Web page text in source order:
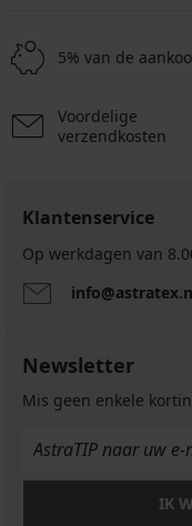
5% van de
Voordelige
verzendkosten
Klantenservice
Op werkdagen van
Newsletter
Mis geen enkele
IK